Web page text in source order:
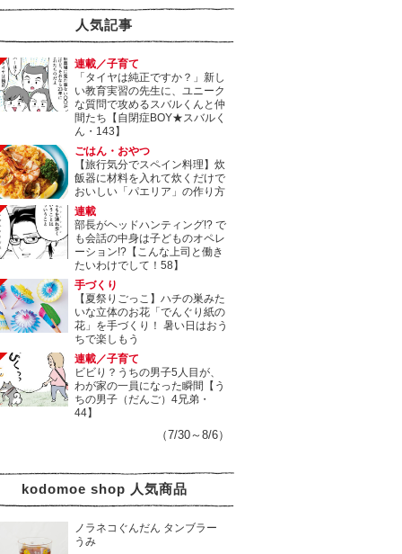
人気記事
連載／子育て
「タイヤは純正ですか？」新し
い教育実習の先生に、ユニーク
な質問で攻めるスバルくんと仲
間たち【自閉症BOY★スバルく
ん・143】
ごはん・おやつ
【旅行気分でスペイン料理】炊
飯器に材料を入れて炊くだけで
おいしい「パエリア」の作り方
連載
部長がヘッドハンティング!? で
も会話の中身は子どものオペレ
ーション!?【こんな上司と働き
たいわけでして！58】
手づくり
【夏祭りごっこ】ハチの巣みた
いな立体のお花「でんぐり紙の
花」を手づくり！ 暑い日はおう
ちで楽しもう
連載／子育て
ビビり？うちの男子5人目が、
わが家の一員になった瞬間【う
ちの男子（だんご）4兄弟・
44】
（7/30～8/6）
kodomoe shop 人気商品
ノラネコぐんだん タンブラー
うみ